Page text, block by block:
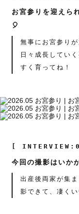
お宮参りを迎えら
🎈
無事にお宮参り
日々成長してい
すく育ってね！
[
今回の撮影はいか
出産後両家が集
影できて、凄く